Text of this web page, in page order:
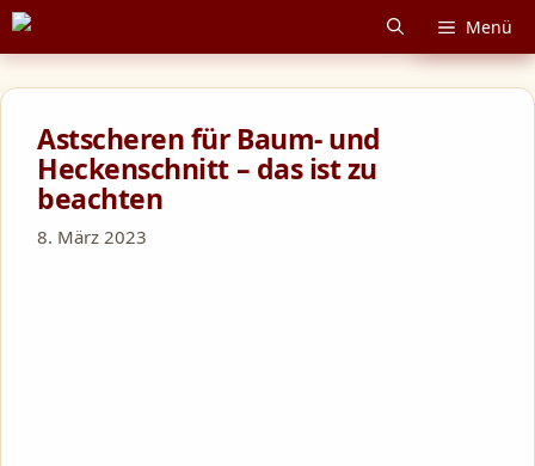
Zum
Inhalt
springen
Menü
Astscheren für Baum- und
Heckenschnitt – das ist zu
beachten
8. März 2023